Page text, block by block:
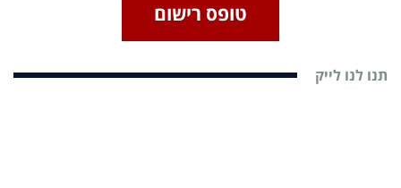
טופס רישום
תנו לנו לייק